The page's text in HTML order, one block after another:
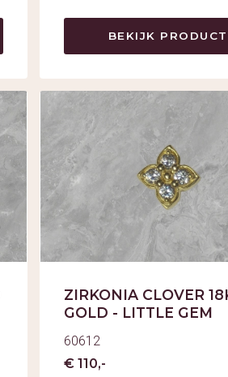
BEKIJK PRODUCT
ZIRKONIA CLOVER
GOLD - LITTLE GEM
60612
€ 110,-